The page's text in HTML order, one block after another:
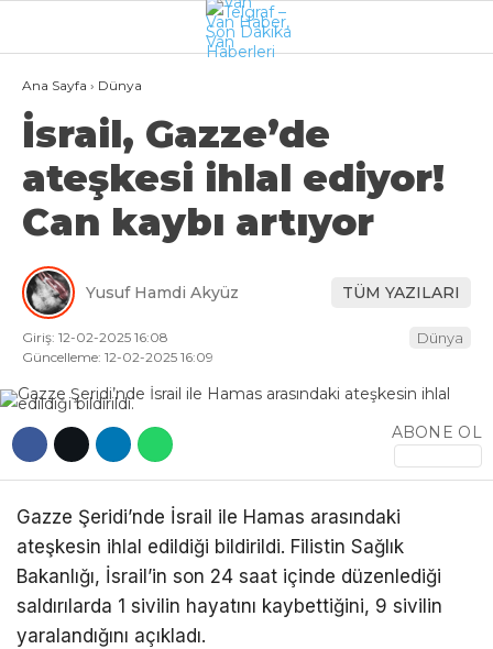
WhatsApp İhbar
26.3°
VAN
GALERİ VİDEO
VAN
BÖLGE
3.SAYFA
GÜNDEM
SPOR
EKONOMI
MAGAZIN
DÜNYA
EĞITIM
Ana Sayfa › Dünya
İsrail, Gazze’de
ateşkesi ihlal ediyor!
Can kaybı artıyor
Yusuf Hamdi Akyüz TÜM YAZILARI
Giriş: 12-02-2025 16:08
Güncelleme: 12-02-2025 16:09
Dünya
ABONE OL
Gazze Şeridi’nde İsrail ile Hamas arasındaki
ateşkesin ihlal edildiği bildirildi. Filistin Sağlık
Bakanlığı, İsrail’in son 24 saat içinde düzenlediği
saldırılarda 1 sivilin hayatını kaybettiğini, 9 sivilin
yaralandığını açıkladı.